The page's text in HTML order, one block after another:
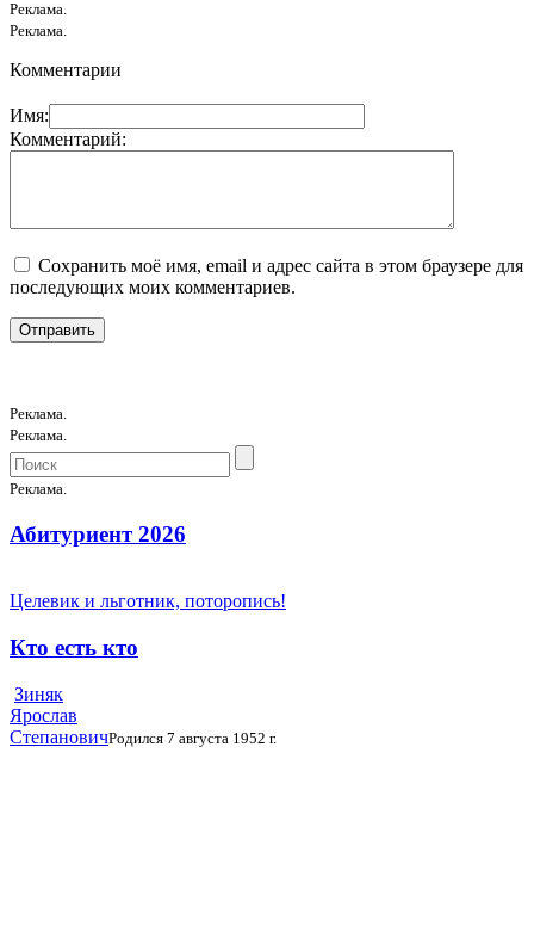
Реклама.
Реклама.
Комментарии
Имя:
Комментарий:
Сохранить моё имя, email и адрес сайта в этом браузере для
последующих моих комментариев.
Реклама.
Реклама.
Реклама.
Абитуриент 2026
Целевик и льготник, поторопись!
Кто есть кто
Зиняк
Ярослав
СтепановичРодился 7 августа 1952 г.